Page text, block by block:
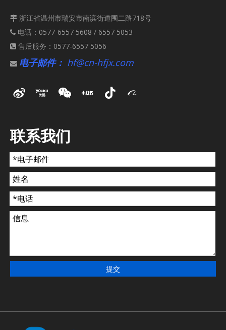
 浙江省温州市瑞安市南滨街道围二路718号
 电话：0577-6557 5608 / 6557 5053
 售后服务：0577-6557 5056
 电子邮件： hf@cn-hfjx.com
联系我们
提交